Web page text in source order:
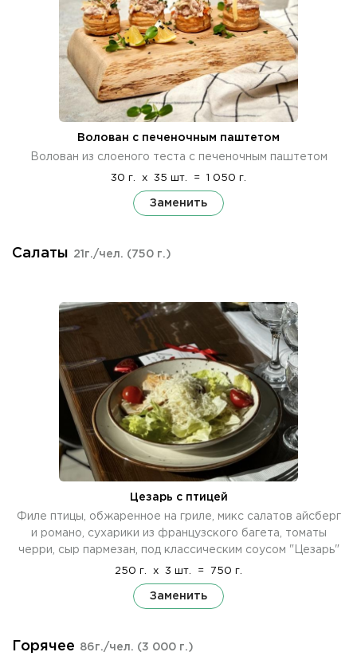
Волован с печеночным паштетом
Волован из слоеного теста с печеночным паштетом
30 г. x 35 шт. = 1 050 г.
Заменить
Салаты 21г./чел. (750 г.)
Цезарь с птицей
Филе птицы, обжаренное на гриле, микс салатов айсберг
и романо, сухарики из французского багета, томаты
черри, сыр пармезан, под классическим соусом "Цезарь"
250 г. x 3 шт. = 750 г.
Заменить
Горячее 86г./чел. (3 000 г.)